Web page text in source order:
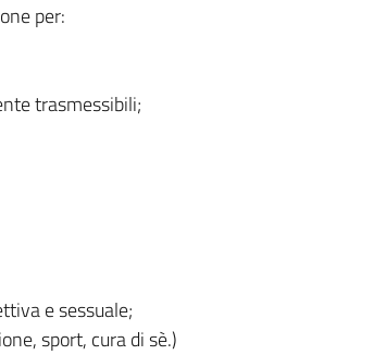
per:
trasmessibili;
e sessuale;
sport, cura di sè.)